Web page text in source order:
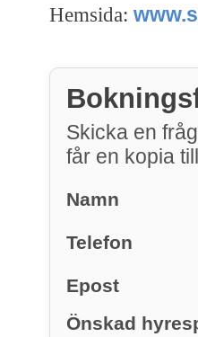
Hemsida:
Skicka en
får en kopia
Namn
Telefon
Epost
Önskad